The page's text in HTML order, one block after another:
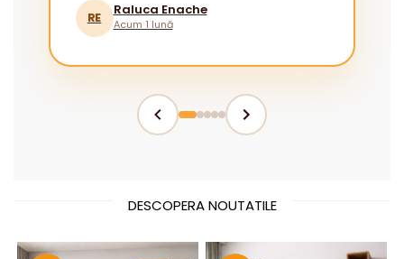
RE
Raluca Enache
Acum 1 lună
DESCOPERA NOUTATILE